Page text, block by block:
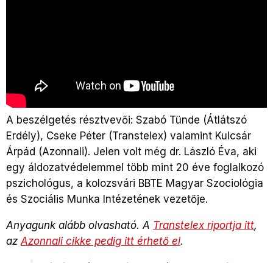
A beszélgetés résztvevői: Szabó Tünde (Átlátszó
Erdély), Cseke Péter (Transtelex) valamint Kulcsár
Árpád (Azonnali). Jelen volt még dr. László Éva, aki
egy áldozatvédelemmel több mint 20 éve foglalkozó
pszichológus, a kolozsvári BBTE Magyar Szociológia
és Szociális Munka Intézetének vezetője.
Anyagunk alább olvasható. A Transtelex riportja itt,
az Azonnali cikke pedig itt érhető el.